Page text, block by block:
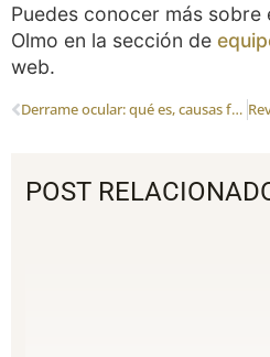
Puedes conocer más sobre
Olmo en la sección de
web.
Derrame ocular: qué es, causas frecuentes y cuándo conviene consultarlo
POST